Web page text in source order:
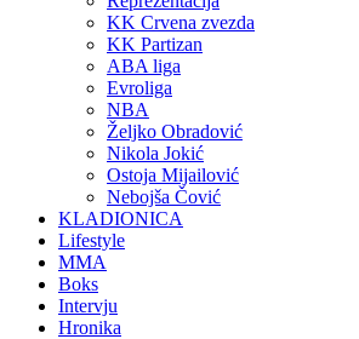
KK Crvena zvezda
KK Partizan
ABA liga
Evroliga
NBA
Željko Obradović
Nikola Jokić
Ostoja Mijailović
Nebojša Čović
KLADIONICA
Lifestyle
MMA
Boks
Intervju
Hronika